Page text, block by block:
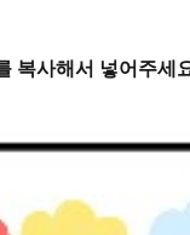
복사해서 넣어주세